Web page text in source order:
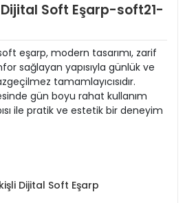
Dijital Soft Eşarp-soft21-
eşarp, modern tasarımı, zarif
sağlayan yapısıyla günlük ve
tamamlayıcısıdır.
gün boyu rahat kullanım
ile pratik ve estetik bir deneyim
Dijital Soft Eşarp